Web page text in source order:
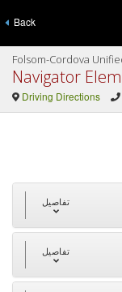
Back
Folsom-Cordova
Navigator
Driving Directions
تفاصيل
تفاصيل